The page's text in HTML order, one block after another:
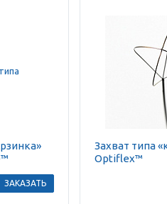
ЗАКАЗАТЬ
Захват типа
Optiflex™